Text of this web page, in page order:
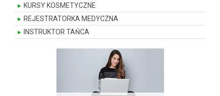
KURSY KOSMETYCZNE
REJESTRATORKA MEDYCZNA
INSTRUKTOR TAŃCA